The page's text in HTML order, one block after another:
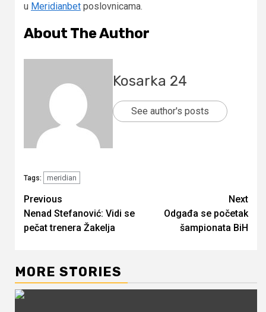
u Meridianbet poslovnicama.
About The Author
Kosarka 24
See author's posts
Tags: meridian
Continue
Reading
Previous
Nenad Stefanović: Vidi se
pečat trenera Žakelja
Next
Odgađa se početak
šampionata BiH
MORE STORIES